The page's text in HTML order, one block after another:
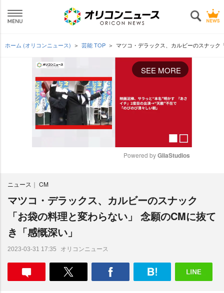
ホーム (オリコンニュース) 芸能 TOP マツコ・デラックス、カルビーのスナッ
SEE MORE
e
Powered by GliaStudios
ニュース CM
マツコ・デラックス、カルビーのスナック
「お袋の料理と変わらない」 念願のCMに抜て
き「感慨深い」
2023-03-31 17:35 オリコンニュース